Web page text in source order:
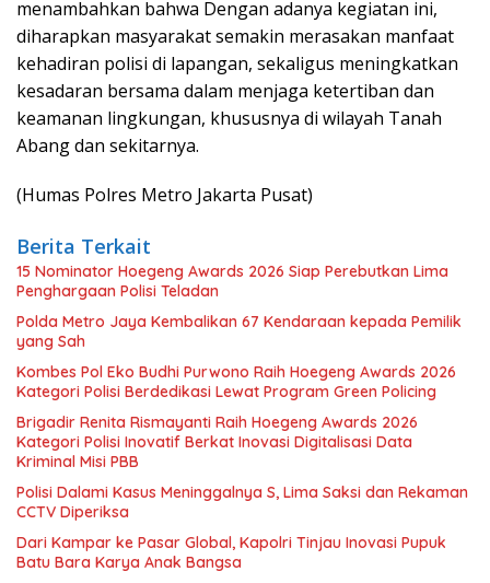
menambahkan bahwa Dengan adanya kegiatan ini,
diharapkan masyarakat semakin merasakan manfaat
kehadiran polisi di lapangan, sekaligus meningkatkan
kesadaran bersama dalam menjaga ketertiban dan
keamanan lingkungan, khususnya di wilayah Tanah
Abang dan sekitarnya.
(Humas Polres Metro Jakarta Pusat)
Berita Terkait
15 Nominator Hoegeng Awards 2026 Siap Perebutkan Lima
Penghargaan Polisi Teladan
Polda Metro Jaya Kembalikan 67 Kendaraan kepada Pemilik
yang Sah
Kombes Pol Eko Budhi Purwono Raih Hoegeng Awards 2026
Kategori Polisi Berdedikasi Lewat Program Green Policing
Brigadir Renita Rismayanti Raih Hoegeng Awards 2026
Kategori Polisi Inovatif Berkat Inovasi Digitalisasi Data
Kriminal Misi PBB
Polisi Dalami Kasus Meninggalnya S, Lima Saksi dan Rekaman
CCTV Diperiksa
Dari Kampar ke Pasar Global, Kapolri Tinjau Inovasi Pupuk
Batu Bara Karya Anak Bangsa